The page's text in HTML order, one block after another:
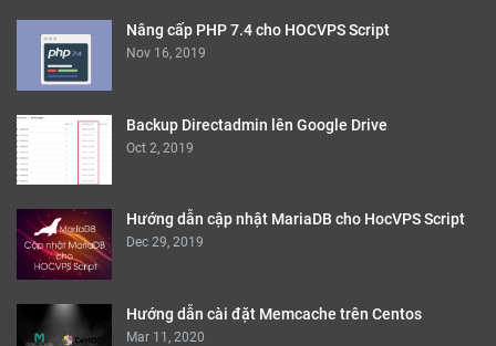
Nâng cấp PHP 7.4 cho HOCVPS Script
Nov 16, 2019
Backup Directadmin lên Google Drive
Oct 2, 2019
Hướng dẫn cập nhật MariaDB cho HocVPS Script
Dec 29, 2019
Hướng dẫn cài đặt Memcache trên Centos
Mar 11, 2020